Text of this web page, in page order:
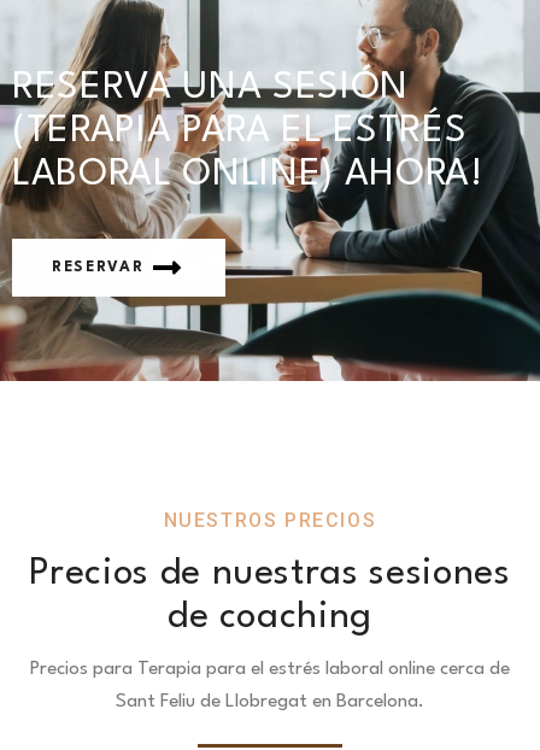
RESERVA UNA SESIÓN
(TERAPIA PARA EL ESTRÉS
LABORAL ONLINE) AHORA!
RESERVAR
NUESTROS PRECIOS
Precios de nuestras sesiones
de coaching
Precios para Terapia para el estrés laboral online cerca de
Sant Feliu de Llobregat en Barcelona.